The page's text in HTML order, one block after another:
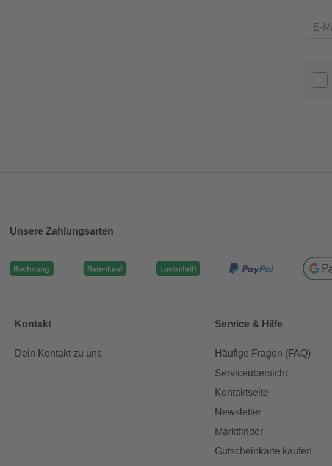
E-
Unsere Zahlungsarten
Kontakt
Dein Kontakt zu uns
Service & Hilfe
Häufige Fragen (FAQ)
Serviceübersicht
Kontaktseite
Newsletter
Marktfinder
Gutscheinkarte kaufen